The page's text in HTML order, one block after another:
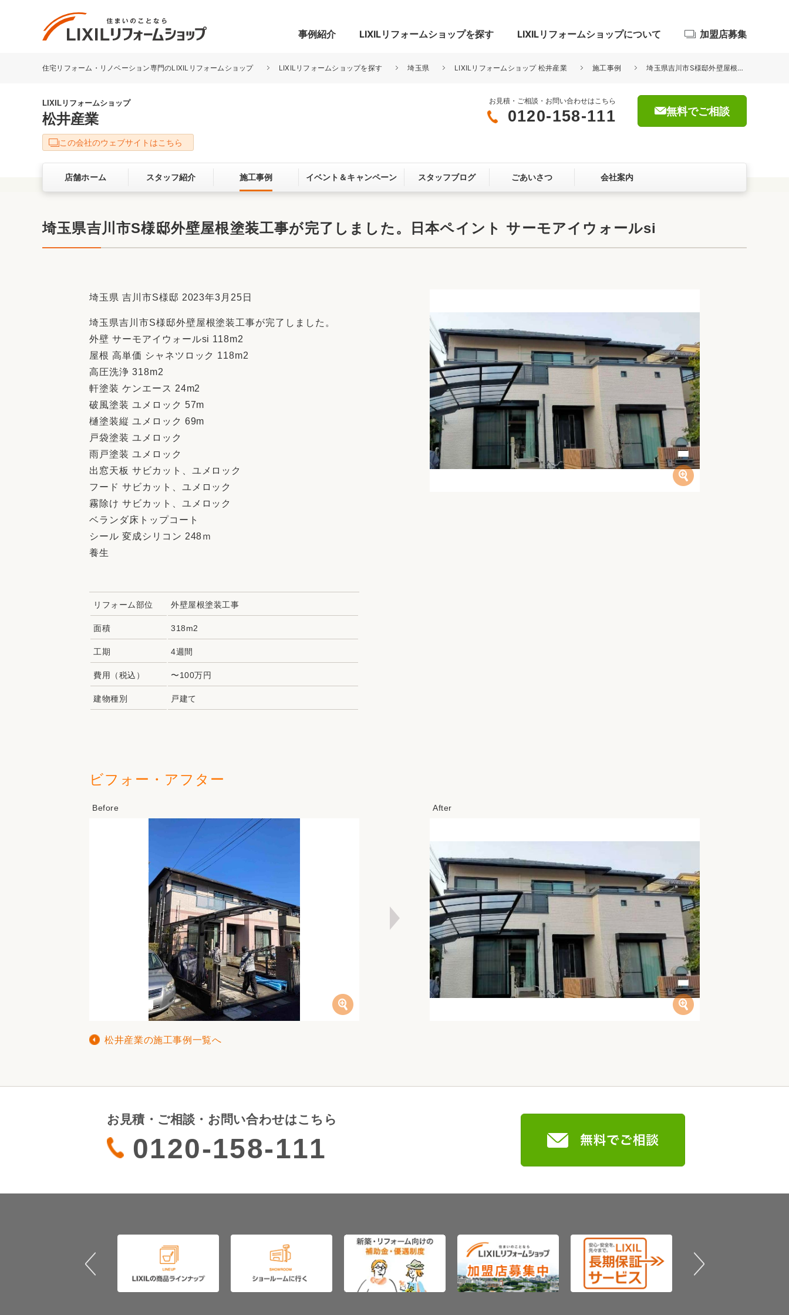
事例紹介
リフォーム事例を探す
キッチン
洗面化粧室 トイレ 玄関まわり 門まわり 屋根・外壁
ベランダ・バルコニー ガーデンスペース カースペース
お客さまの声 3Dシミュレーション
LIXILリフォームショップを探す LIXILリフォームショップについて
LIXILリフォームショップについて
サービス向上・品質改善の取り組み お客さま満足度アンケート
ここちいい暮らしをつくる、価値・性能向上
中古物件探しから性能向上リフォームをワン
ストップ
加盟店募集
住宅リフォーム・リノベーション専門のLIXILリフォームショップ LIXILリフォームショップを探す 埼玉県 LIXILリフォームショップ 松井産業 施工事例 埼玉県吉川市S様邸外壁屋根塗装工事が完了しました。日本ペイント サーモアイウォールsi
LIXILリフォームショップ
松井産業
お見積・ご相談・お問い合わせはこちら
0120-158-111 無料でご相談
この会社のウェブサイトはこちら
店舗ホーム スタッフ紹介 施工事例 イベント＆キャンペーン スタッフブログ ごあいさつ 会社案内
埼玉県吉川市S様邸外壁屋根塗装工事が完了しました。日本ペイント サーモアイウォールsi
埼玉県 吉川市S様邸 2023年3月25日
埼玉県吉川市S様邸外壁屋根塗装工事が完了しました。
外壁 サーモアイウォールsi 118m2
屋根 高単価 シャネツロック 118m2
高圧洗浄 318m2
軒塗装 ケンエース 24m2
破風塗装 ユメロック 57m
樋塗装縦 ユメロック 69m
戸袋塗装 ユメロック
雨戸塗装 ユメロック
出窓天板 サビカット、ユメロック
フード サビカット、ユメロック
霧除け サビカット、ユメロック
ベランダ床トップコート
シール 変成シリコン 248ｍ
養生
リフォーム部位 外壁屋根塗装工事
面積 318m2
工期 4週間
費用（税込） 〜100万円
建物種別 戸建て
ビフォー・アフター
松井産業の施工事例一覧へ
お見積・ご相談・お問い合わせはこちら
0120-158-111